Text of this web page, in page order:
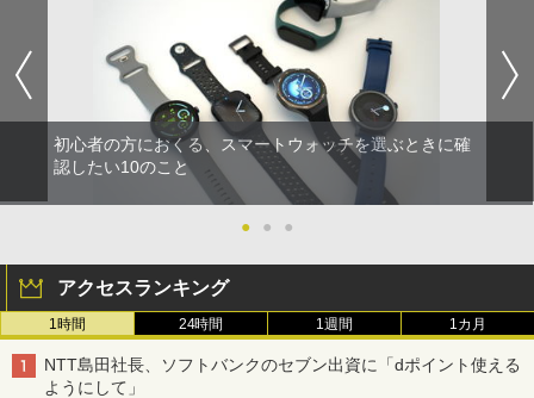
初心者の方におくる、スマートウォッチを選ぶときに確
認したい10のこと
● ● ●
アクセスランキング
1時間 24時間 1週間 1カ月
NTT島田社長、ソフトバンクのセブン出資に「dポイント使える
ようにして」